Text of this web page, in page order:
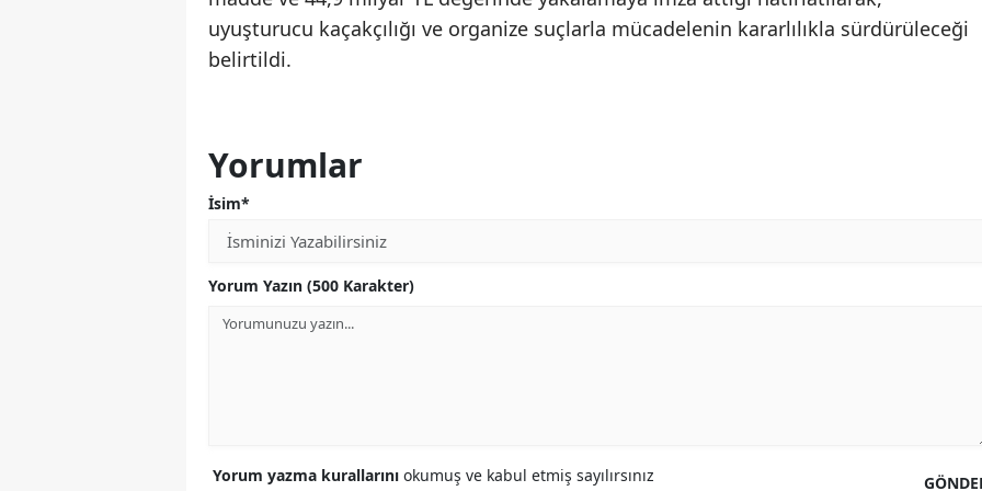
uyuşturucu kaçakçılığı ve organize suçlarla mücadelenin kararlılıkla sürdürüleceği
belirtildi.
Yorumlar
İsim*
Yorum Yazın (500 Karakter)
Yorum yazma kurallarını okumuş ve kabul etmiş sayılırsınız